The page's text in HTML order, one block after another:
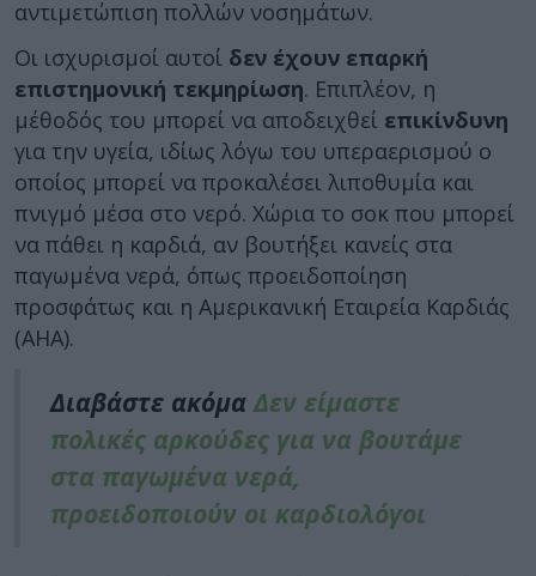
αντιμετώπιση πολλών νοσημάτων.
Οι ισχυρισμοί αυτοί δεν έχουν επαρκή
επιστημονική τεκμηρίωση. Επιπλέον, η
μέθοδός του μπορεί να αποδειχθεί επικίνδυνη
για την υγεία, ιδίως λόγω του υπεραερισμού ο
οποίος μπορεί να προκαλέσει λιποθυμία και
πνιγμό μέσα στο νερό. Χώρια το σοκ που μπορεί
να πάθει η καρδιά, αν βουτήξει κανείς στα
παγωμένα νερά, όπως προειδοποίηση
προσφάτως και η Αμερικανική Εταιρεία Καρδιάς
(AHA).
Διαβάστε ακόμα Δεν είμαστε
πολικές αρκούδες για να βουτάμε
στα παγωμένα νερά,
προειδοποιούν οι καρδιολόγοι